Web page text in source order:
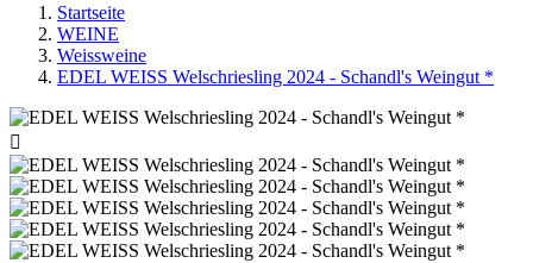
Startseite
WEINE
Weissweine
EDEL WEISS Welschriesling 2024 - Schandl's Weingut *
